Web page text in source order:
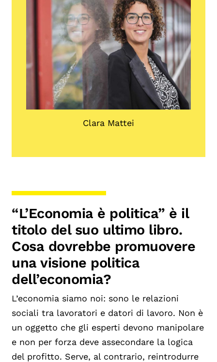
Clara Mattei
“L’Economia è politica” è il
titolo del suo ultimo libro.
Cosa dovrebbe promuovere
una visione politica
dell’economia?
L’economia siamo noi: sono le relazioni
sociali tra lavoratori e datori di lavoro. Non è
un oggetto che gli esperti devono manipolare
e non per forza deve assecondare la logica
del profitto. Serve, al contrario, reintrodurre